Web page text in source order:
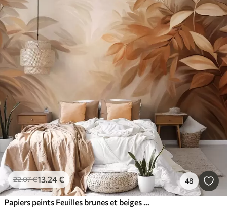
22.07€13.24€ 48
Papiers peints Feuilles brunes et beiges avec un feuillage doux et flou, dans un style pictural avec des coups de pinceau visibles